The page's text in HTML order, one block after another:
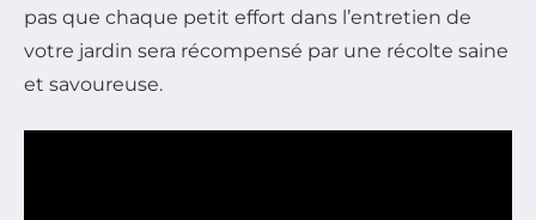
pas que chaque petit effort dans l’entretien de
votre jardin sera récompensé par une récolte saine
et savoureuse.